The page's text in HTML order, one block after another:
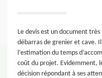
Le devis est un document
débarras de grenier et cave.
l’estimation du temps
coût du projet. Evidemment,
décision répondant à ses